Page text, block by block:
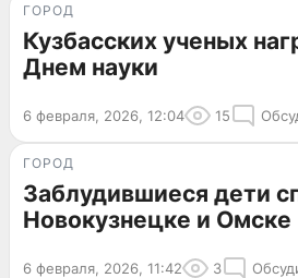
ГОРОД
Кузбасских ученых
Днем науки
6 февраля, 2026, 12:04 15
ГОРОД
Заблудившиеся дети
Новокузнецке и Омске
6 февраля, 2026, 11:42 3